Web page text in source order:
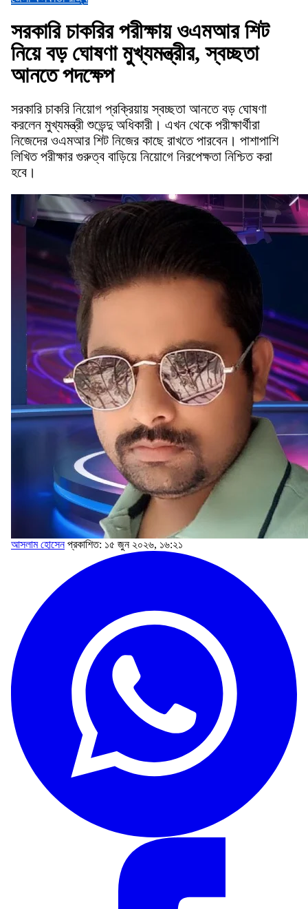
সরকারি চাকরির পরীক্ষায় ওএমআর শিট
নিয়ে বড় ঘোষণা মুখ্যমন্ত্রীর, স্বচ্ছতা
আনতে পদক্ষেপ
সরকারি চাকরি নিয়োগ প্রক্রিয়ায় স্বচ্ছতা আনতে বড় ঘোষণা
করলেন মুখ্যমন্ত্রী শুভেন্দু অধিকারী। এখন থেকে পরীক্ষার্থীরা
নিজেদের ওএমআর শিট নিজের কাছে রাখতে পারবেন। পাশাপাশি
লিখিত পরীক্ষার গুরুত্ব বাড়িয়ে নিয়োগে নিরপেক্ষতা নিশ্চিত করা
হবে।
আসলাম হোসেন প্রকাশিত: ১৫ জুন ২০২৬, ১৬:২১